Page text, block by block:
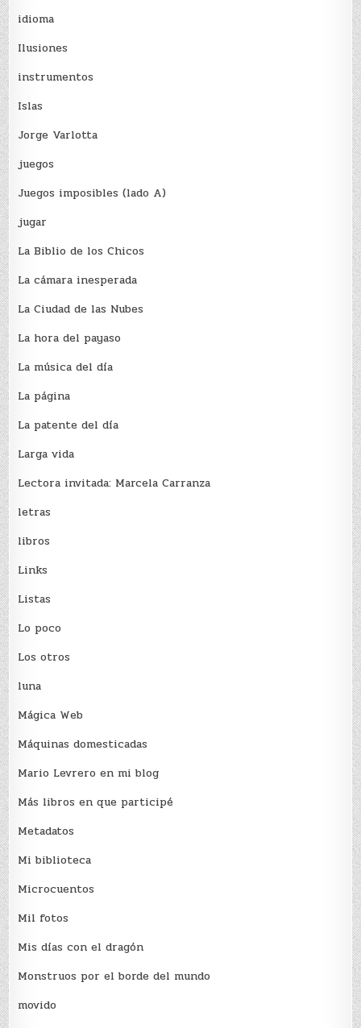
idioma
Ilusiones
instrumentos
Islas
Jorge Varlotta
juegos
Juegos imposibles (lado A)
jugar
La Biblio de los Chicos
La cámara inesperada
La Ciudad de las Nubes
La hora del payaso
La música del día
La página
La patente del día
Larga vida
Lectora invitada: Marcela Carranza
letras
libros
Links
Listas
Lo poco
Los otros
luna
Mágica Web
Máquinas domesticadas
Mario Levrero en mi blog
Más libros en que participé
Metadatos
Mi biblioteca
Microcuentos
Mil fotos
Mis días con el dragón
Monstruos por el borde del mundo
movido